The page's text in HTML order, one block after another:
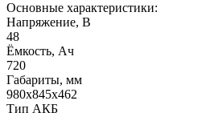
Основные характеристики:
Напряжение, В
48
Ёмкость, Ач
720
Габариты, мм
980х845х462
Тип АКБ